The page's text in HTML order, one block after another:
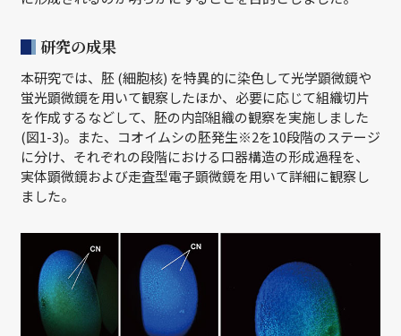
研究の成果
本研究では、胚 (細胞核) を特異的に染色して光学顕微鏡や
蛍光顕微鏡を用いて観察したほか、必要に応じて組織切片
を作成するなどして、胚の内部組織の観察を実施しました
(図1-3)。また、コオイムシの胚発生※2を10段階のステージ
に分け、それぞれの段階における口器構造の形成過程を、
実体顕微鏡および走査型電子顕微鏡を用いて詳細に観察し
ました。